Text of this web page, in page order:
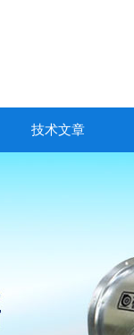
技术文章